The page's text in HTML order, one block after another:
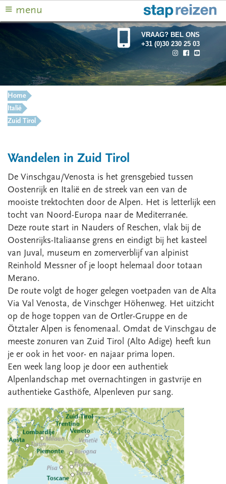
≡ menu
VRAAG? BEL ONS
+31 (0)30 230 25 03
Home
Italië
Zuid Tirol
Wandelen in Zuid Tirol
De Vinschgau/Venosta is het grensgebied tussen
Oostenrijk en Italië en de streek van een van de
mooiste trektochten door de Alpen. Het is letterlijk een
tocht van Noord-Europa naar de Mediterranée.
Deze route start in Nauders of Reschen, vlak bij de
Oostenrijks-Italiaanse grens en eindigt bij het kasteel
van Juval, museum en zomerverblijf van alpinist
Reinhold Messner of je loopt helemaal door totaan
Merano.
De route volgt de hoger gelegen voetpaden van de Alta
Via Val Venosta, de Vinschger Höhenweg. Het uitzicht
op de hoge toppen van de Ortler-Gruppe en de
Ötztaler Alpen is fenomenaal. Omdat de Vinschgau de
meeste zonuren van Zuid Tirol (Alto Adige) heeft kun
je er ook in het voor- en najaar prima lopen.
Een week lang loop je door een authentiek
Alpenlandschap met overnachtingen in gastvrije en
authentieke Gasthöfe, Alpenleven pur sang.